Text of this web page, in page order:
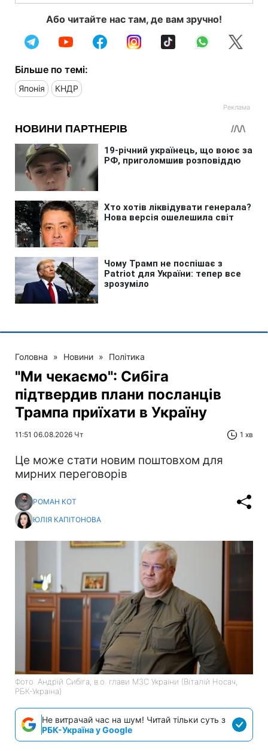
Або читайте нас там, де вам зручно!
Більше по темі:
Японія КНДР
Головна » Новини » Політика
"Ми чекаємо": Сибіга
підтвердив плани посланців
Трампа приїхати в Україну
11:51 06.08.2026 Чт 1 хв
Це може стати новим поштовхом для
мирних переговорів
РОМАН КОТ
ЮЛІЯ КАПІТОНОВА
Фото: Андрій Сибіга, в.о. глави МЗС України (Віталій Носач,
РБК-Україна)
Не витрачай час на шум! Читай тільки суть з
РБК-Україна у Google